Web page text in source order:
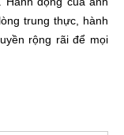
trung thực, hành
rộng rãi để mọi